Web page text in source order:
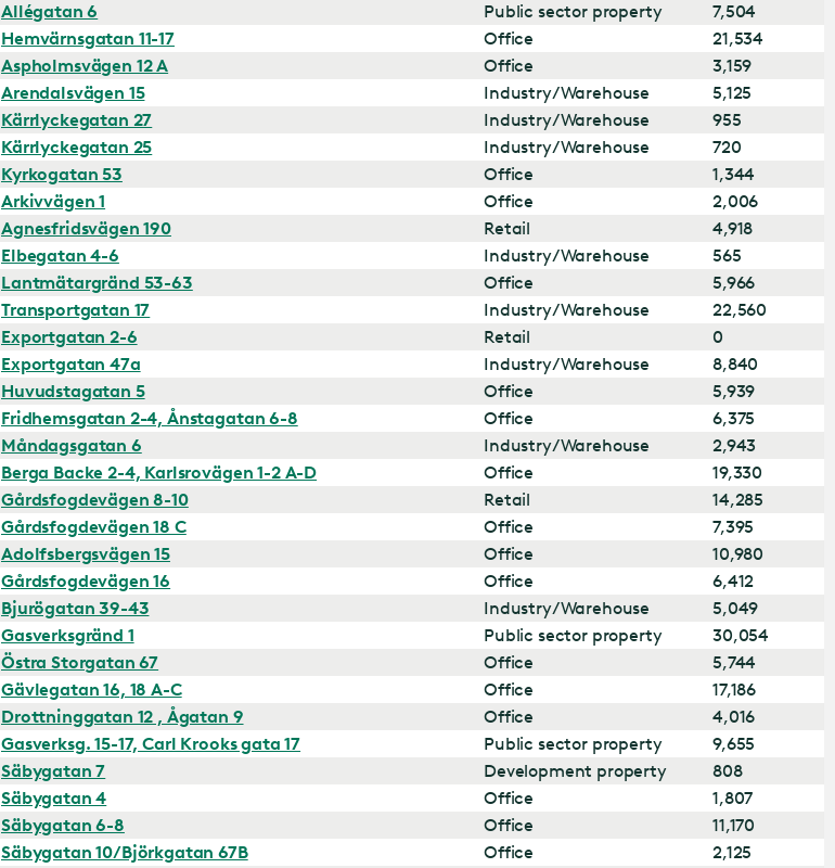
Allégatan 6 Public sector property
7,504
Hemvärnsgatan 11-17 Office
21,534
Aspholmsvägen 12 A Office
3,159
Arendalsvägen 15 Industry/Warehouse
5,125
Kärrlyckegatan 27 Industry/Warehouse
955
Kärrlyckegatan 25 Industry/Warehouse
720
Kyrkogatan 53 Office
1,344
Arkivvägen 1 Office
2,006
Agnesfridsvägen 190 Retail
4,918
Elbegatan 4-6 Industry/Warehouse
565
Lantmätargränd 53-63 Office
5,966
Transportgatan 17 Industry/Warehouse
22,560
Exportgatan 2-6 Retail
0
Exportgatan 47a Industry/Warehouse
8,840
Huvudstagatan 5 Office
5,939
Fridhemsgatan 2-4, Ånstagatan 6-8 Office
6,375
Måndagsgatan 6 Industry/Warehouse
2,943
Berga Backe 2-4, Karlsrovägen 1-2 A-D Office
19,330
Gårdsfogdevägen 8-10 Retail
14,285
Gårdsfogdevägen 18 C Office
7,395
Adolfsbergsvägen 15 Office
10,980
Gårdsfogdevägen 16 Office
6,412
Bjurögatan 39-43 Industry/Warehouse
5,049
Gasverksgränd 1 Public sector property
30,054
Östra Storgatan 67 Office
5,744
Gävlegatan 16, 18 A-C Office
17,186
Drottninggatan 12 , Ågatan 9 Office
4,016
Gasverksg. 15-17, Carl Krooks gata 17 Public sector property
9,655
Säbygatan 7 Development property
808
Säbygatan 4 Office
1,807
Säbygatan 6-8 Office
11,170
Säbygatan 10/Björkgatan 67B Office
2,125